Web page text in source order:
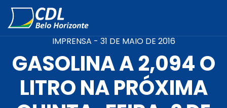
IMPRENSA - 31 DE MAIO DE 2016
GASOLINA A 2,094 O
LITRO NA PRÓXIMA